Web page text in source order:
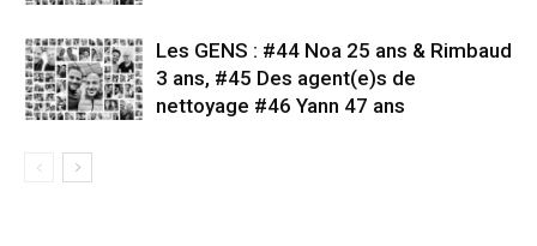
Les GENS : #44 Noa 25 ans & Rimbaud
3 ans, #45 Des agent(e)s de
nettoyage #46 Yann 47 ans